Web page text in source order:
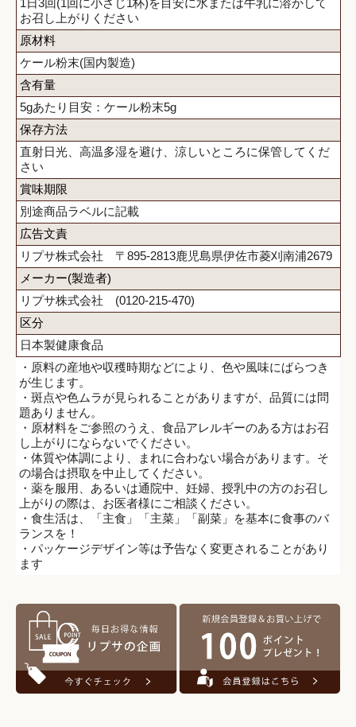
お召し上がりください
原材料
ケール粉末(国内製造)
含有量
5gあたり目安：ケール粉末5g
保存方法
直射日光、高温多湿を避け、涼しいところに保管してくだ
さい
賞味期限
別途商品ラベルに記載
広告文責
リプサ株式会社 〒895-2813鹿児島県伊佐市菱刈南浦2679
メーカー(製造者)
リプサ株式会社 (0120-215-470)
区分
日本製健康食品
・原料の産地や収穫時期などにより、色や風味にばらつき
が生じます。
・斑点や色ムラが見られることがありますが、品質には問
題ありません。
・原材料をご参照のうえ、食品アレルギーのある方はお召
し上がりにならないでください。
・体質や体調により、まれに合わない場合があります。そ
の場合は摂取を中止してください。
・薬を服用、あるいは通院中、妊婦、授乳中の方のお召し
上がりの際は、お医者様にご相談ください。
・食生活は、「主食」「主菜」「副菜」を基本に食事のバ
ランスを！
・パッケージデザイン等は予告なく変更されることがあり
ます